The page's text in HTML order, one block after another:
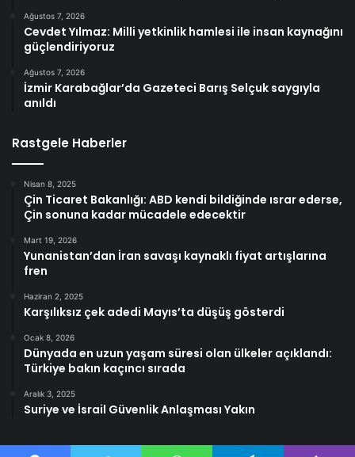
Ağustos 7, 2026
Cevdet Yılmaz: Milli yetkinlik hamlesi ile insan kaynağını
güçlendiriyoruz
Ağustos 7, 2026
İzmir Karabağlar’da Gazeteci Barış Selçuk saygıyla
anıldı
Rastgele Haberler
Nisan 8, 2025
Çin Ticaret Bakanlığı: ABD kendi bildiğinde ısrar ederse,
Çin sonuna kadar mücadele edecektir
Mart 19, 2026
Yunanistan’dan İran savaşı kaynaklı fiyat artışlarına
fren
Haziran 2, 2025
Karşılıksız çek adedi Mayıs’ta düşüş gösterdi
Ocak 8, 2026
Dünyada en uzun yaşam süresi olan ülkeler açıklandı:
Türkiye bakın kaçıncı sırada
Aralık 3, 2025
Suriye ve İsrail Güvenlik Anlaşması Yakın